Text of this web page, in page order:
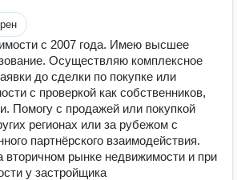
с 2007 года. Имею высшее
Осуществляю комплексное
до сделки по покупке или
с проверкой как собственников,
Помогу с продажей или покупкой
регионах или за рубежом с
партнёрского взаимодействия.
вторичном рынке недвижимости и при
у застройщика